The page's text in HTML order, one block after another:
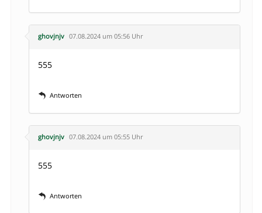
ghovjnjv 07.08.2024 um 05:56 Uhr
555
Antworten
ghovjnjv 07.08.2024 um 05:55 Uhr
555
Antworten